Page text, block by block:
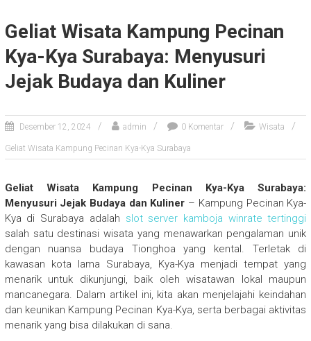
Geliat Wisata Kampung Pecinan
Kya-Kya Surabaya: Menyusuri
Jejak Budaya dan Kuliner
Desember 12, 2024 admin 0 Komentar Wisata
Geliat Wisata Kampung Pecinan Kya-Kya Surabaya
Geliat Wisata Kampung Pecinan Kya-Kya Surabaya:
Menyusuri Jejak Budaya dan Kuliner – Kampung Pecinan Kya-
Kya di Surabaya adalah slot server kamboja winrate tertinggi
salah satu destinasi wisata yang menawarkan pengalaman unik
dengan nuansa budaya Tionghoa yang kental. Terletak di
kawasan kota lama Surabaya, Kya-Kya menjadi tempat yang
menarik untuk dikunjungi, baik oleh wisatawan lokal maupun
mancanegara. Dalam artikel ini, kita akan menjelajahi keindahan
dan keunikan Kampung Pecinan Kya-Kya, serta berbagai aktivitas
menarik yang bisa dilakukan di sana.